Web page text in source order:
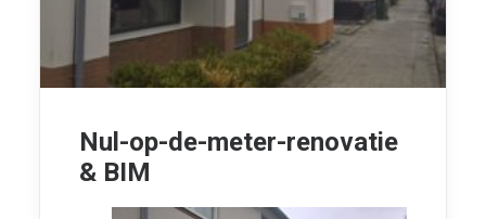
Nul-op-de-meter-renovatie
& BIM